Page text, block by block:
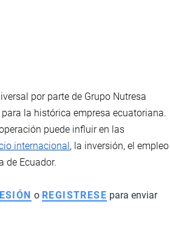
por parte de Grupo Nutresa
la histórica empresa ecuatoriana.
puede influir en las
internacional, la inversión, el empleo
de Ecuador.
o REGISTRESE para enviar